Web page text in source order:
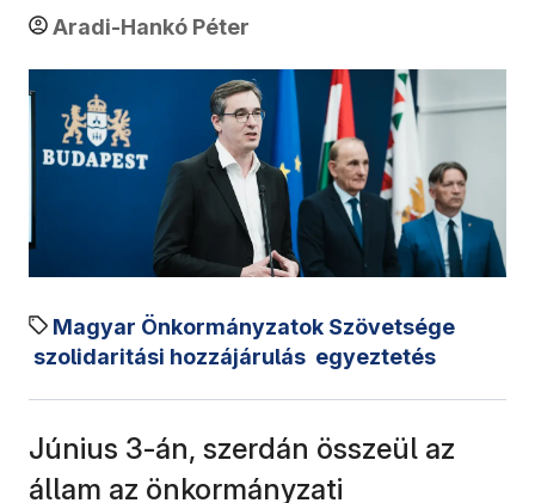
Aradi-Hankó Péter
Magyar Önkormányzatok Szövetsége
szolidaritási hozzájárulás egyeztetés
Június 3-án, szerdán összeül az
állam az önkormányzati